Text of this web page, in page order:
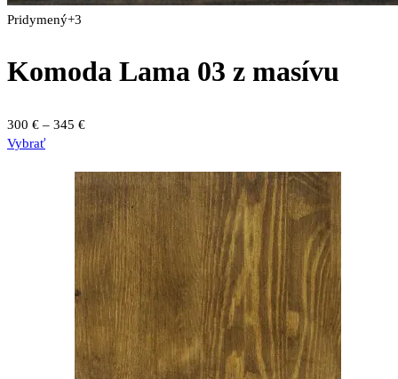
Pridymený+3
Komoda Lama 03 z masívu
300 € – 345 €Price
through
345 €
VybraťTento
viacero
variantov.
Možnosti
vybrať
stránke
produktu.